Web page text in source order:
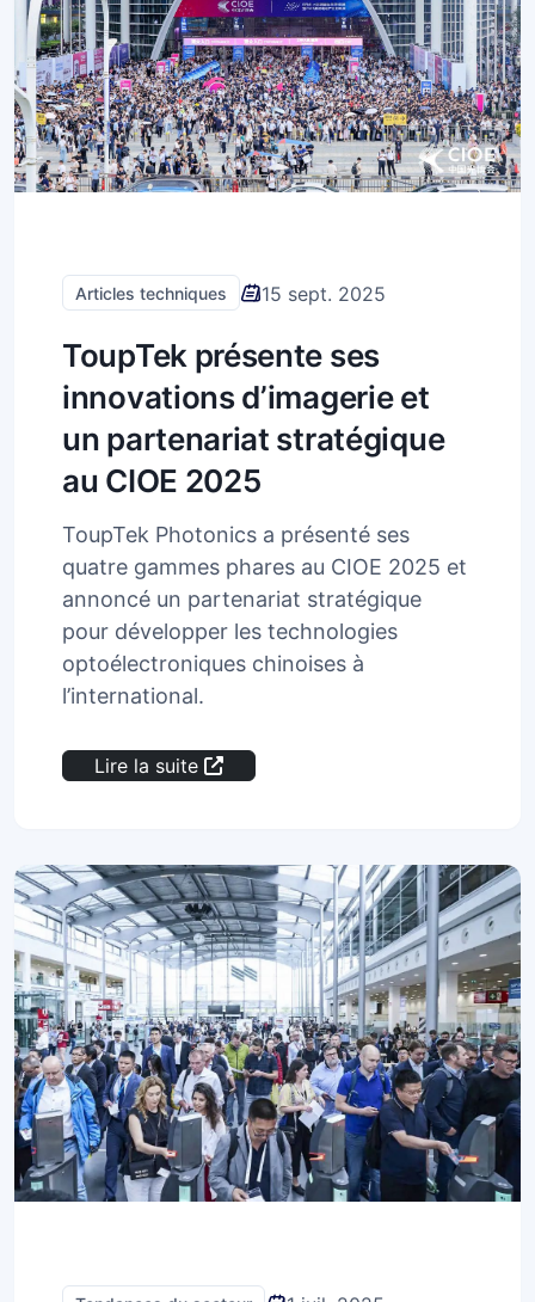
Articles techniques 15 sept. 2025
ToupTek présente ses
innovations d’imagerie et
un partenariat stratégique
au CIOE 2025
ToupTek Photonics a présenté ses
quatre gammes phares au CIOE 2025 et
annoncé un partenariat stratégique
pour développer les technologies
optoélectroniques chinoises à
l’international.
Lire la suite